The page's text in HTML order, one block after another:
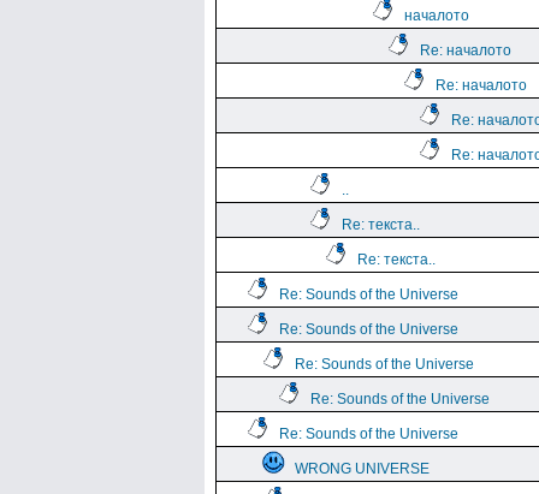
началото
Re: началото
Re: началото
Re:
Re:
..
Re: текста..
Re: текста..
Re: Sounds of the Universe
Re: Sounds of the Universe
Re: Sounds of the Universe
Re: Sounds of the Universe
Re: Sounds of the Universe
WRONG UNIVERSE